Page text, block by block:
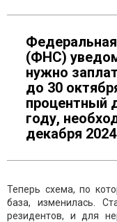
(ФНС)
нужно
до 30
процентный
году,
декабря
Теперь схема, по
база, изменилась.
резидентов, и для